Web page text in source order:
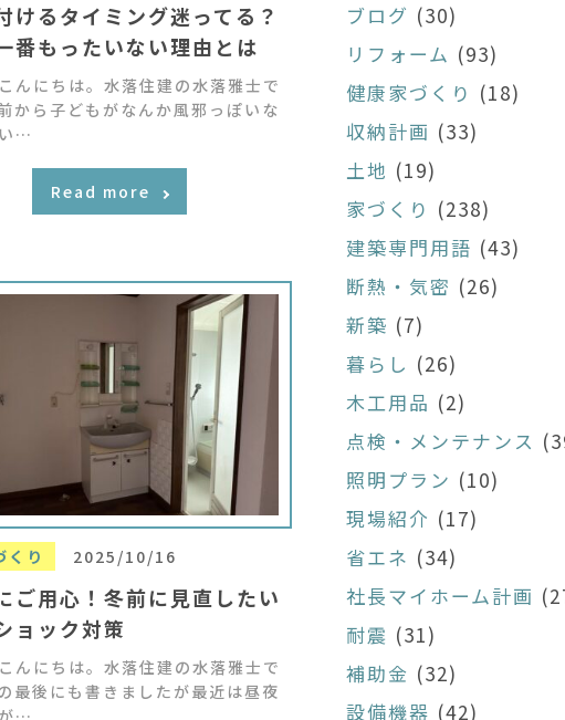
けるタイミング迷ってる？
番もったいない理由とは
んにちは。水落住建の水落雅士で
から子どもがなんか風邪っぽいな
…
Read more
くり 2025/10/16
ご用心！冬前に見直したい
ョック対策
んにちは。水落住建の水落雅士で
最後にも書きましたが最近は昼夜
…
ブログ (30)
リフォーム (93)
健康家づくり (18)
収納計画 (33)
土地 (19)
家づくり (238)
建築専門用語 (43)
断熱・気密 (26)
新築 (7)
暮らし (26)
木工用品 (2)
点検・メンテナンス
照明プラン (10)
現場紹介 (17)
省エネ (34)
社長マイホーム計画
耐震 (31)
補助金 (32)
設備機器 (42)